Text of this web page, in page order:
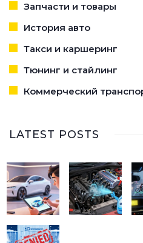
Запчасти и товары
История авто
Такси и каршеринг
Тюнинг и стайлинг
Коммерческий
LATEST POSTS